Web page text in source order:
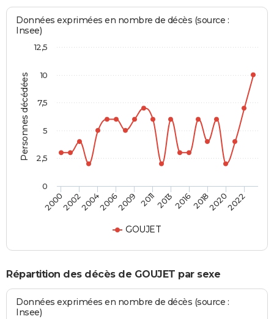
Personnes décédées
Données exprimées en nombre de décès (source :
Insee)
GOUJET
20002002200420062009 201120132016201820202022
0
2,5
5
7,5
10
12,5
Répartition des décès de GOUJET par sexe
Données exprimées en nombre de décès (source :
Insee)